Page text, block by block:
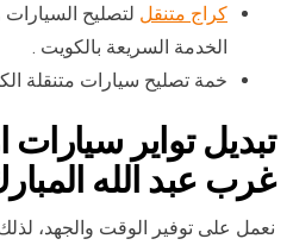
كراج متنقل لتصليح السيارات
الخدمة السريعة بالكويت .
خمة تصليح سيارات متنقلة
تبديل تواير سيارات
غرب عبد الله
نعمل على توفير الوقت والجهد،